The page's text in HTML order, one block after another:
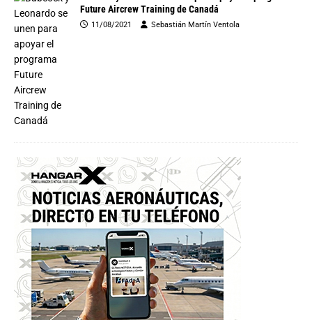
Future Aircrew Training de Canadá
11/08/2021 Sebastián Martín Ventola